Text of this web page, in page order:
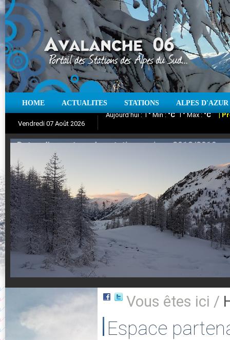
HOME ACTUALITES STATIONS ALPES D'AZUR
Vendredi 07 Août 2026
Aujourd'hui : T° Min :°CT° Max :°C |
Suivez en direct l'actualité des stations
Vous êtes ici /
Espace